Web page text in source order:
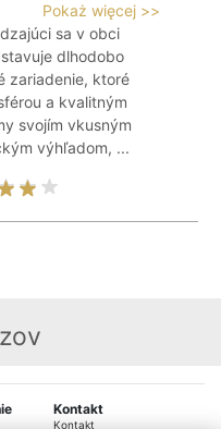
Pokaż więcej >>
sa v obci
dlhodobo
zariadenie, ktoré
a kvalitným
svojím vkusným
výhľadom, ...
Kontakt
Kontakt